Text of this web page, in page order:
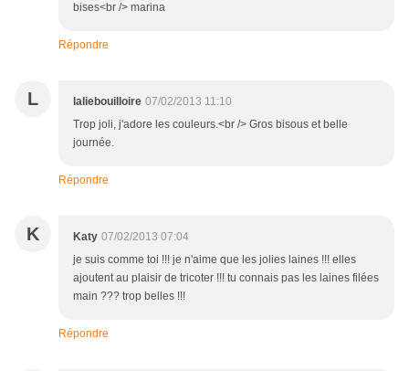
bises<br /> marina
Répondre
L laliebouilloire 07/02/2013 11:10
Trop joli, j'adore les couleurs.<br /> Gros bisous et belle
journée.
Répondre
K Katy 07/02/2013 07:04
je suis comme toi !!! je n'aime que les jolies laines !!! elles
ajoutent au plaisir de tricoter !!! tu connais pas les laines filées
main ??? trop belles !!!
Répondre